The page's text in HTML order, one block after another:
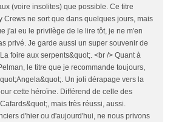
(voire insolites) que possible. Ce titre
Crews ne sort que dans quelques jours, mais
j'ai eu le privilège de le lire tôt, je ne m'en
privé. Je garde aussi un super souvenir de
foire aux serpents&quot;. <br /> Quant à
le titre que je recommande toujours,
Un joli dérapage vers la
cette héroïne. Différend de celle des
mais très réussi, aussi.
d'hier ou d'aujourd'hui, ne nous privons